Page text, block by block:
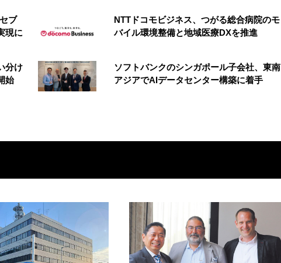
ブ
現に
NTTドコモビジネス、つがる総合病院のモ
バイル環境整備と地域医療DXを推進
分け
始
ソフトバンクのシンガポール子会社、東南
アジアでAIデータセンター構築に着手